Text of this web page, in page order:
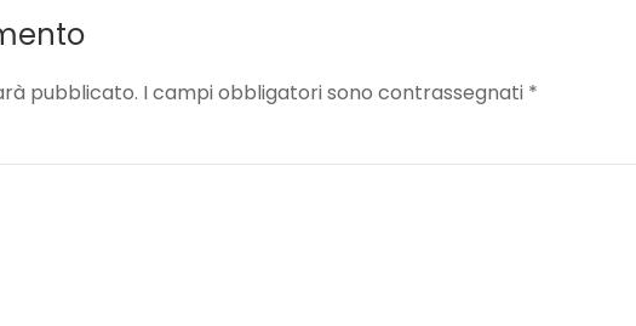
pubblicato. I campi obbligatori sono contrassegnati *